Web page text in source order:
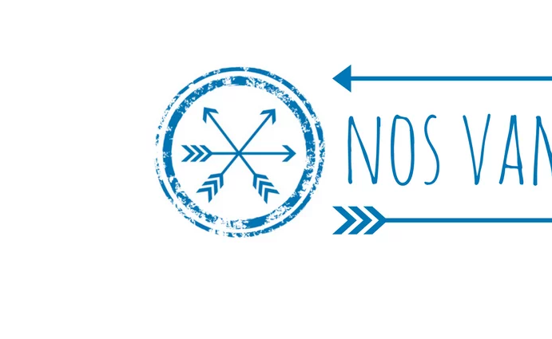
Nos Vamos de Rutica
Un blog de viajes donde se comparte experiencias, trucos y consejos.